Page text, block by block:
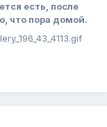
есть, после
что пора домой.